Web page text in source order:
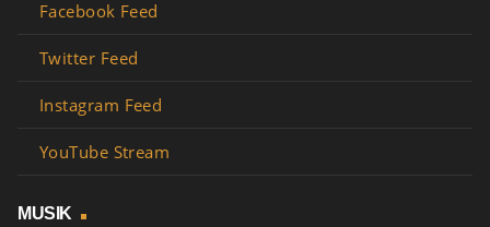
Facebook Feed
Twitter Feed
Instagram Feed
YouTube Stream
MUSIK